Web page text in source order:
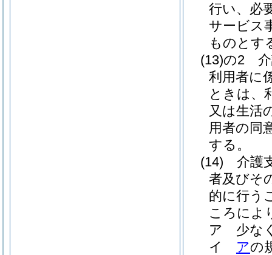
行い、必
サービス
ものとす
(13)の2
利用者に
ときは、
又は生活
用者の同
する。
(14)
介護
者及びそ
的に行う
ころによ
ア
少な
イ
アの